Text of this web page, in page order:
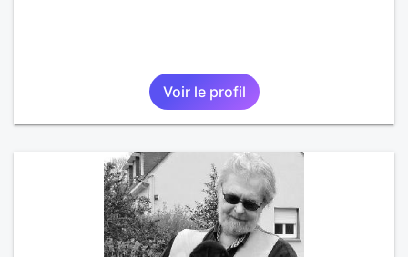
Voir le profil